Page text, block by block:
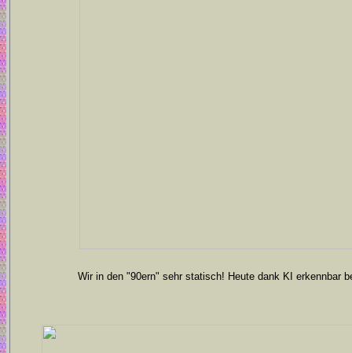
Wir in den "90ern" sehr statisch! Heute dank KI